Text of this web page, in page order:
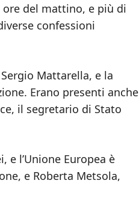
del mattino, e più di
confessioni
Mattarella, e la
Erano presenti anche
il segretario di Stato
l’Unione Europea è
e Roberta Metsola,